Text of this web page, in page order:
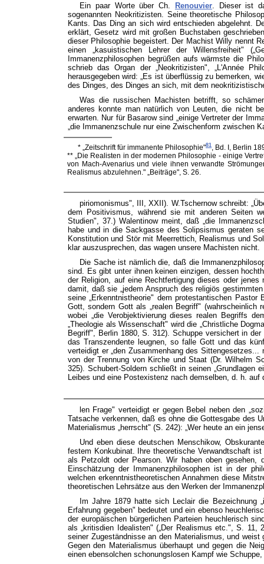
Ein paar Worte über Ch.
Renouvier. Dieser ist
sogenannten Neokritizisten. Seine theoretische
Kants. Das Ding an sich wird entschieden abgelehnt.
erklärt, Gesetz wird mit großen Buchstaben
dieser Philosophie begeistert. Der Machist Willy nennt
einen „kasuistischen Lehrer der Willensfreiheit"
Immanenzphilosophen begrüßen aufs wärmste die
schrieb das Organ der „Neokritizisten", „L'Année
herausgegeben wird: „Es ist überflüssig zu bemerken,
des Dinges, des Dinges an sich, mit dem
Was die russischen Machisten betrifft, so
anderes konnte man natürlich von Leuten, die nicht
erwarten. Nur für Basarow sind „einige Vertreter der
„die Immanenzschule nur eine Zwischenform zwischen
* „Zeitschrift für immanente Philosophie"81, Bd. I, Berlin
** „Die Realisten in der modernen Philosophie - einige
von Mach-Avenarius und viele ihnen verwandte
Realismus abzulehnen." „Beiträge", S. 26.
piriomonismus", III, XXII). W.Tschernow schreibt:
dem Positivismus, während sie mit anderen Seiten
Studien", 37.) Walentinow meint, daß „die
habe und in die Sackgasse des Solipsismus geraten
Konstitution und Stör mit Meerrettich, Realismus und
klar auszusprechen, das wagen unsere Machisten nicht.
Die Sache ist nämlich die, daß die
sind. Es gibt unter ihnen keinen einzigen, dessen
der Religion, auf eine Rechtfertigung dieses oder
damit, daß sie „jedem Anspruch des religiös
seine „Erkenntnistheorie" dem protestantischen
Gott, sondern Gott als „realen Begriff" (wahrscheinlich
wobei „die Verobjektivierung dieses realen Begriffs
„Theologie als Wissenschaft" wird die „Christliche
Begriff", Berlin 1880, S. 312). Schuppe versichert in
das Transzendente leugnen, so falle Gott und das
verteidigt er „den Zusammenhang des
von der Trennung von Kirche und Staat (Dr. Wilhelm
325). Schubert-Soldern schließt in seinen „Grundlagen
Leibes und eine Postexistenz nach demselben, d. h.
len Frage" verteidigt er gegen Bebel neben den
Tatsache verkennen, daß es ohne die Gottesgabe des
Materialismus „herrscht" (S. 242): „Wer heute an ein
Und eben diese deutschen Menschikow,
festem Konkubinat. Ihre theoretische Verwandtschaft
als Petzoldt oder Pearson. Wir haben oben
Einschätzung der Immanenzphilosophen ist in der
welchen erkenntnistheoretischen Annahmen diese
theoretischen Lehrsätze aus den Werken der
Im Jahre 1879 hatte sich Leclair die Bezeichnung
Erfahrung gegeben" bedeutet und ein ebenso
der europäischen bürgerlichen Parteien heuchlerisch
als „kritisdien Idealisten" („Der Realismus etc.", S.
seiner Zugeständnisse an den Materialismus, und
Gegen den Materialismus überhaupt und gegen die
einen ebensolchen schonungslosen Kampf wie